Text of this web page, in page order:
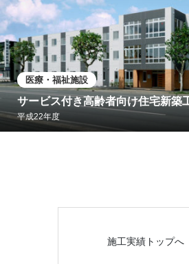
医療・福祉施設
サービス付き高齢者向け住宅新築
平成22年度
施工実績トップへ